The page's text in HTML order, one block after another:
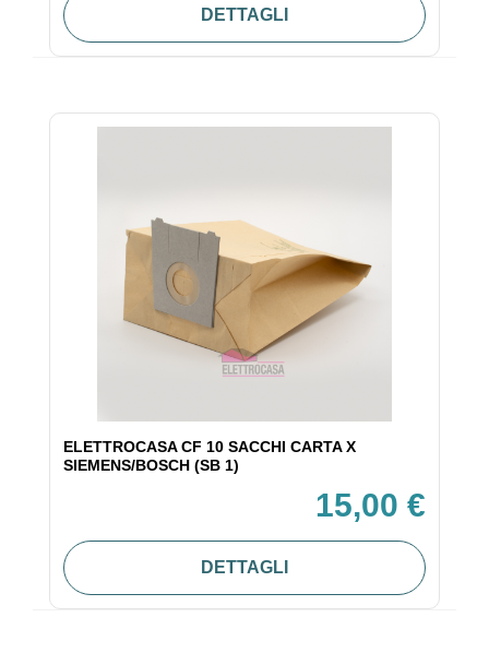
DETTAGLI
ELETTROCASA CF 10 SACCHI CARTA X
SIEMENS/BOSCH (SB 1)
15,00 €
DETTAGLI